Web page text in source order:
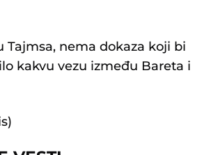
Tajmsa, nema dokaza koji bi
kakvu vezu između Bareta i